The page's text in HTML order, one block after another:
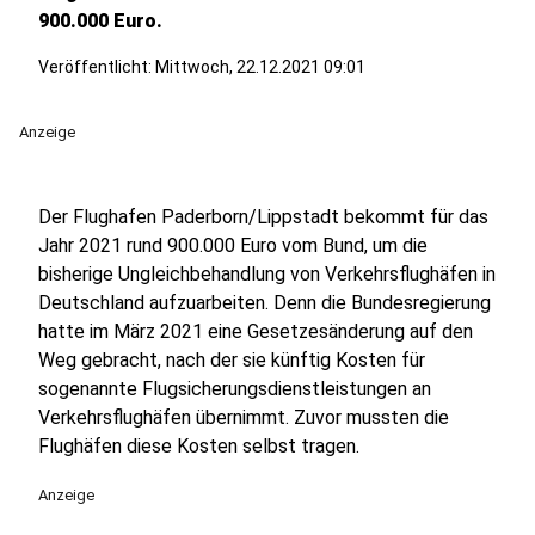
900.000 Euro.
Veröffentlicht: Mittwoch, 22.12.2021 09:01
Anzeige
Der Flughafen Paderborn/Lippstadt bekommt für das
Jahr 2021 rund 900.000 Euro vom Bund, um die
bisherige Ungleichbehandlung von Verkehrsflughäfen in
Deutschland aufzuarbeiten. Denn die Bundesregierung
hatte im März 2021 eine Gesetzesänderung auf den
Weg gebracht, nach der sie künftig Kosten für
sogenannte Flugsicherungsdienstleistungen an
Verkehrsflughäfen übernimmt. Zuvor mussten die
Flughäfen diese Kosten selbst tragen.
Anzeige